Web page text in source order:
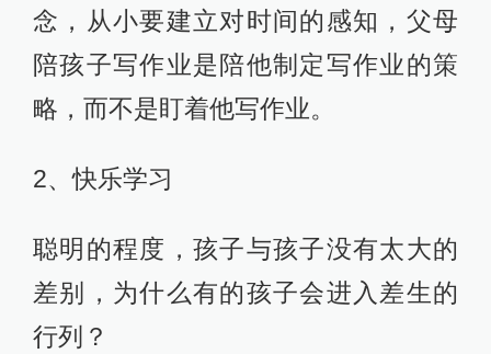
念，从小要建立对时间的感知，父母
陪孩子写作业是陪他制定写作业的策
略，而不是盯着他写作业。
2、快乐学习
聪明的程度，孩子与孩子没有太大的
差别，为什么有的孩子会进入差生的
行列？